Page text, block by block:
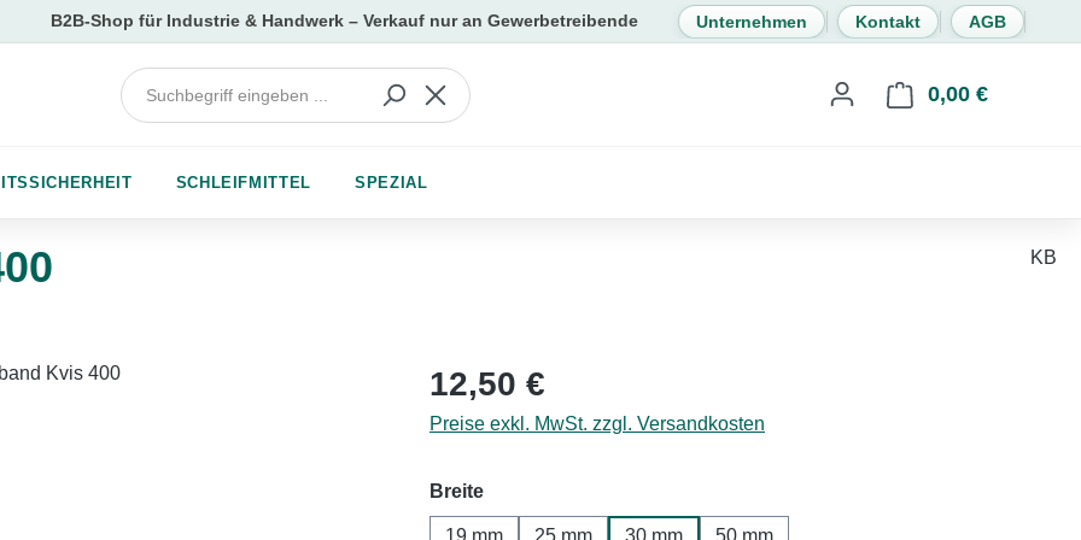
Unternehmen Kontakt AGB
0,00 €
SCHLEIFMITTEL SPEZIAL
KB
Regulärer Preis:
12,50 €
Preise exkl. MwSt. zzgl. Versandkosten
Breiteauswählen
19 mm 25 mm 30 mm 50 mm